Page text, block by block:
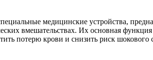
медицинские устройства,
вмешательствах. Их основная функция
потерю крови и снизить риск шокового